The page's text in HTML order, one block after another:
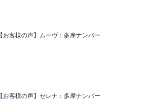
【お客様の声】ムーヴ：多摩ナンバー
【お客様の声】セレナ：多摩ナンバー